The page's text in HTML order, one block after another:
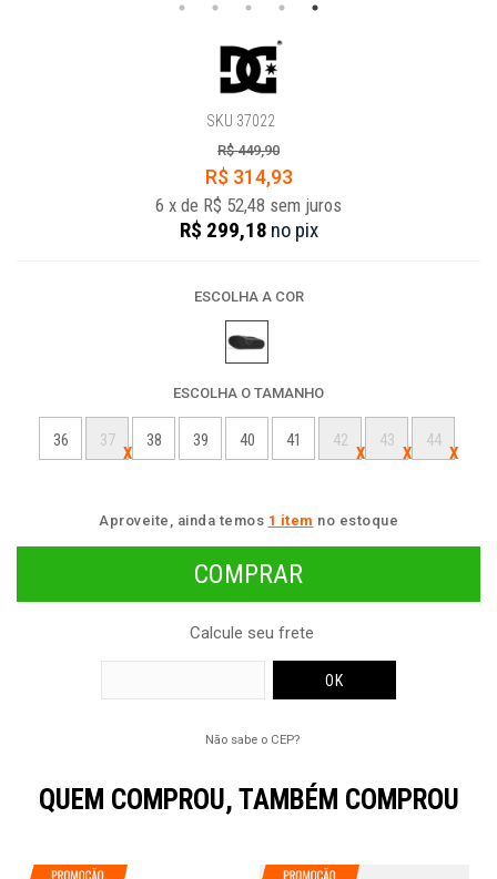
SKU 37022
R$ 449,90
R$ 314,93
6 x de R$ 52,48 sem juros
R$ 299,18 no pix
ESCOLHA A COR
ESCOLHA O TAMANHO
36 37 38 39 40 41 42 43 44
Aproveite, ainda temos 1 item no estoque
Calcule seu frete
Não sabe o CEP?
QUEM COMPROU, TAMBÉM COMPROU